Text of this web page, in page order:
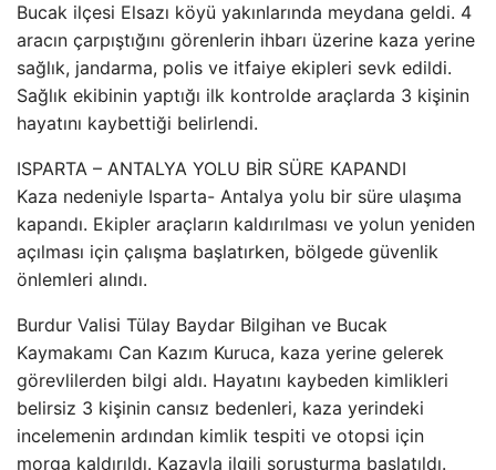
Bucak ilçesi Elsazı köyü yakınlarında meydana geldi. 4
aracın çarpıştığını görenlerin ihbarı üzerine kaza yerine
sağlık, jandarma, polis ve itfaiye ekipleri sevk edildi.
Sağlık ekibinin yaptığı ilk kontrolde araçlarda 3 kişinin
hayatını kaybettiği belirlendi.
ISPARTA – ANTALYA YOLU BİR SÜRE KAPANDI
Kaza nedeniyle Isparta- Antalya yolu bir süre ulaşıma
kapandı. Ekipler araçların kaldırılması ve yolun yeniden
açılması için çalışma başlatırken, bölgede güvenlik
önlemleri alındı.
Burdur Valisi Tülay Baydar Bilgihan ve Bucak
Kaymakamı Can Kazım Kuruca, kaza yerine gelerek
görevlilerden bilgi aldı. Hayatını kaybeden kimlikleri
belirsiz 3 kişinin cansız bedenleri, kaza yerindeki
incelemenin ardından kimlik tespiti ve otopsi için
morga kaldırıldı. Kazayla ilgili soruşturma başlatıldı.